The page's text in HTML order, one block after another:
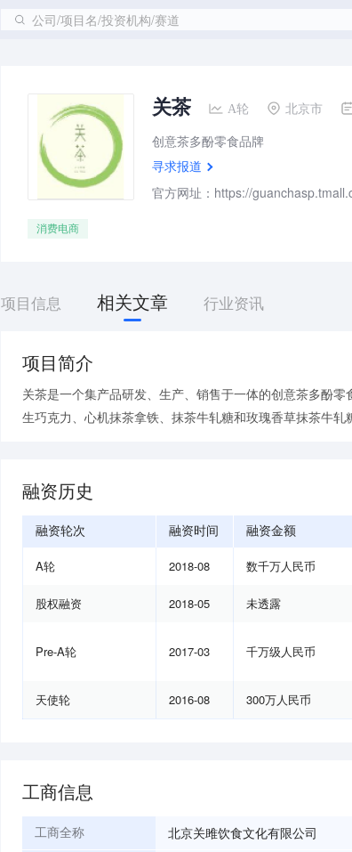
公司/项目名/投资机构/赛道
关茶 A轮 北京市
创意茶多酚零食品牌
寻求报道
官方网址：https://
消费电商
项目信息 相关文章 行业资讯
项目简介
关茶是一个集产品研发、生产、销售于一体的创意茶多酚
生巧克力、心机抹茶拿铁、抹茶牛轧糖和玫瑰香草抹茶牛
融资历史
融资轮次 融资时间 融资金额
A轮 2018-08 数千万人民币
股权融资 2018-05 未透露
Pre-A轮 2017-03 千万级人民币
天使轮 2016-08 300万人民币
工商信息
工商全称 北京关雎饮食文化有限公司